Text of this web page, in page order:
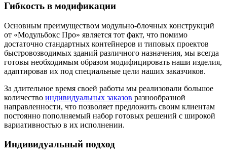
Гибкость в модификации
Основным преимуществом модульно-блочных конструкций
от «Модульбокс Про» является тот факт, что помимо
достаточно стандартных контейнеров и типовых проектов
быстровозводимых зданий различного назначения, мы всегда
готовы необходимым образом модифицировать наши изделия,
адаптировав их под специальные цели наших заказчиков.
За длительное время своей работы мы реализовали большое
количество индивидуальных заказов разнообразной
направленности, что позволяет предложить своим клиентам
постоянно пополняемый набор готовых решений с широкой
вариативностью в их исполнении.
Индивидуальный подход